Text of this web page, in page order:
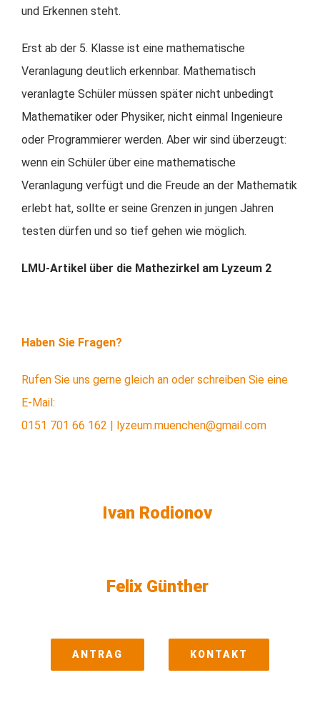
und Erkennen steht.
Erst ab der 5. Klasse ist eine mathematische
Veranlagung deutlich erkennbar. Mathematisch
veranlagte Schüler müssen später nicht unbedingt
Mathematiker oder Physiker, nicht einmal Ingenieure
oder Programmierer werden. Aber wir sind überzeugt:
wenn ein Schüler über eine mathematische
Veranlagung verfügt und die Freude an der Mathematik
erlebt hat, sollte er seine Grenzen in jungen Jahren
testen dürfen und so tief gehen wie möglich.
LMU-Artikel über die Mathezirkel am Lyzeum 2
Haben Sie Fragen?
Rufen Sie uns gerne gleich an oder schreiben Sie eine
E-Mail:
0151 701 66 162 | lyzeum.muenchen@gmail.com
Ivan Rodionov
Felix Günther
ANTRAG KONTAKT